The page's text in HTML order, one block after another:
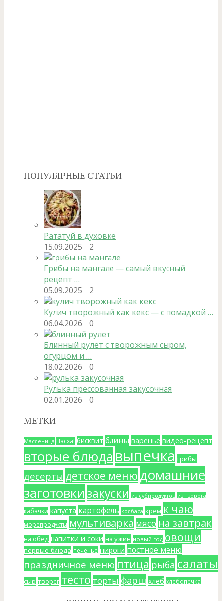
ПОПУЛЯРНЫЕ СТАТЬИ
Рататуй в духовке
15.09.2025
2
Грибы на мангале — самый вкусный
рецепт …
05.09.2025
2
Кулич творожный как кекс — с помадкой …
06.04.2026
0
Блинный рулет с творожным сыром,
огурцом и …
18.02.2026
0
Рулька прессованная закусочная
02.01.2026
0
МЕТКИ
Масленица Пасха! бисквит блины варенье видео-рецепт
вторые блюдавыпечка грибы
десерты детское меню домашние
заготовкизакуски из субпродуктов из творога
кабачки капуста картофель колбаса крем к чаю
морепродукты мультиварка мясо на завтрак
на обед напитки и соки на ужин новый год овощи
первые блюда печенье пироги постное меню
праздничное меню птица рыба салаты
сыр творог тесто торты фарш хлеб хлебопечка